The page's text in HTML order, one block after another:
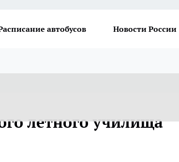
автобусов Новости России
летного училища